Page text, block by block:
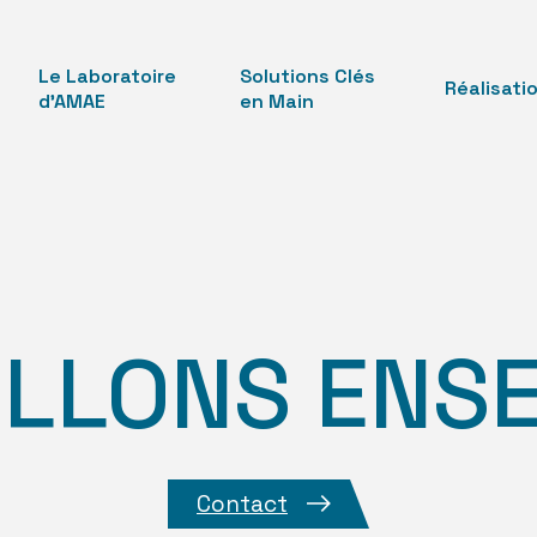
Le Laboratoire
d’AMAE
Solutions Clés
en Main
Contact